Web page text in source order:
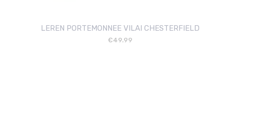
LEREN PORTEMONNEE VILAI CHESTERFIELD
€49.99